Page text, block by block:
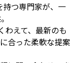
持つ専門家が、一
わえて、最新のも
合った柔軟な提案